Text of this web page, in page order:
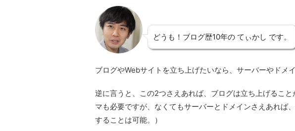
どうも！ブログ歴10年の てぃかし です。
ブログやWebサイトを立ち上げたいなら、サーバーやドメイ
逆に言うと、この2つさえあれば、ブログは立ち上げるこ
マも必要ですが、なくてもサーバーとドメインさえあれば
することは可能。）